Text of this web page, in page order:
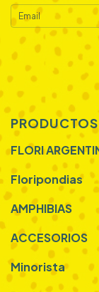
PRODUCTOS
FLORI
Floripondias
AMPHIBIAS
ACCESORIOS
Minorista